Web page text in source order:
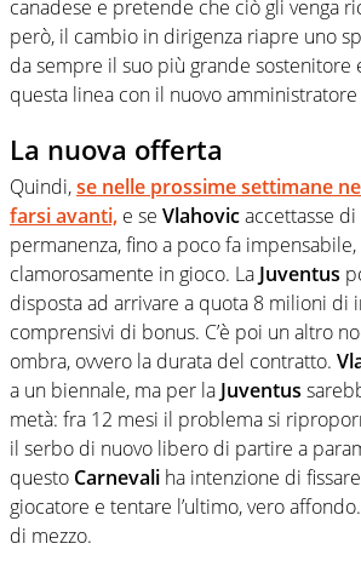
canadese e pretende che ciò gli venga
però, il cambio in dirigenza riapre uno
da sempre il suo più grande sostenitore
questa linea con il nuovo
La nuova offerta
Quindi,se nelle prossime settimane
farsi avanti, e se Vlahovicaccettasse
permanenza, fino a poco fa
clamorosamente in gioco. La Juventus
disposta ad arrivare a quota 8 milioni di
comprensivi di bonus. C’è poi un altro
ombra, ovvero la durata del contratto.
a un biennale, ma per la Juventus
metà: fra 12 mesi il problema si
il serbo di nuovo libero di partire a
questo Carnevali ha intenzione di
giocatore e tentare l’ultimo, vero
di mezzo.